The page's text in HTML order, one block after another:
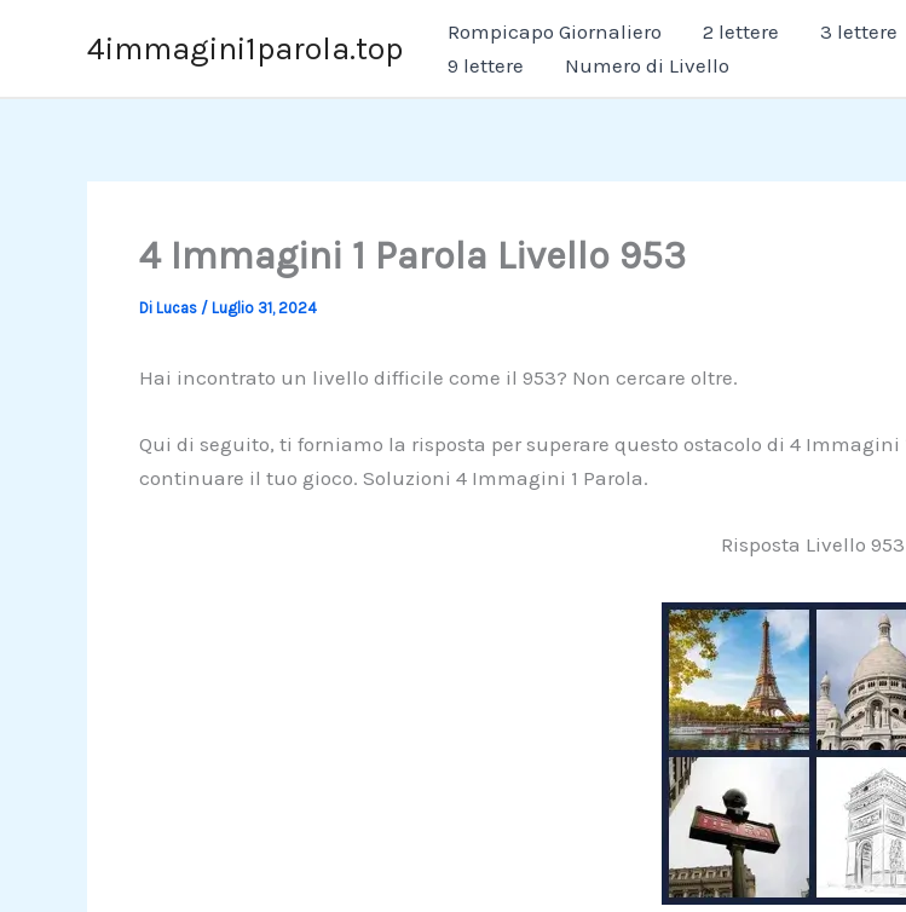
4immagini1parola.top Rompicapo Giornaliero 2 lettere 3 lettere
9 lettere
Numero di Livello
4 Immagini 1 Parola Livello 953
Di Lucas / Luglio 31, 2024
Hai incontrato un livello difficile come il 953? Non cercare oltre.
Qui di seguito, ti forniamo la risposta per superare questo ostacolo di 4
continuare il tuo gioco. Soluzioni 4 Immagini 1 Parola.
Risposta Livello 953